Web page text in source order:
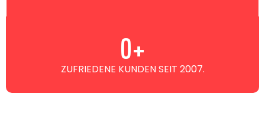
ZUFRIEDENE KUNDEN SEIT 2007.
0+